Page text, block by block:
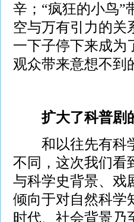
辛；“疯狂的小鸟”
空与万有引力的关
一下子停下来成为
观众带来意想不到
扩大了科普剧
和以往先有科学
不同，这次我们看
与科学史背景、戏
倾向于对自然科学
时代、社会背景乃